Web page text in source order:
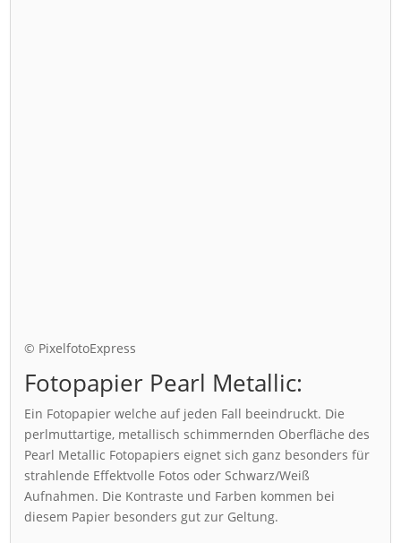
© PixelfotoExpress
Fotopapier Pearl Metallic:
Ein Fotopapier welche auf jeden Fall beeindruckt. Die
perlmuttartige, metallisch schimmernden Oberfläche des
Pearl Metallic Fotopapiers eignet sich ganz besonders für
strahlende Effektvolle Fotos oder Schwarz/Weiß
Aufnahmen. Die Kontraste und Farben kommen bei
diesem Papier besonders gut zur Geltung.